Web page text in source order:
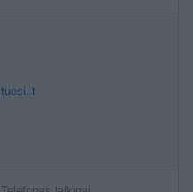
tuesi.lt